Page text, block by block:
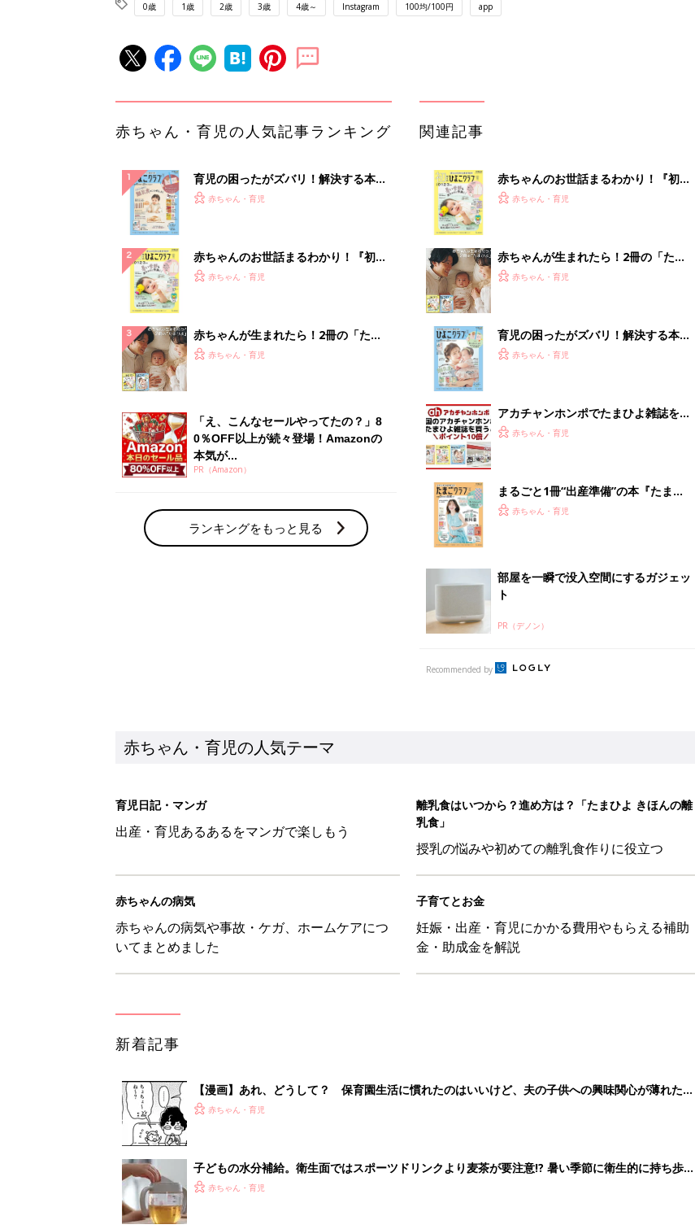
0歳 1歳 2歳 3歳 4歳～ Instagram 100均/100円 app
赤ちゃん・育児の人気記事ランキング
育児の困ったがズバリ！解決する本
『ひよこクラブ 秋号』 4カ月～2才
赤ちゃん・育児
赤ちゃんのお世話まるわかり！『初め
てのひよこクラブ 夏号』〈巻頭大特
赤ちゃん・育児
赤ちゃんが生まれたら！2冊の「たま
ひよ」
赤ちゃん・育児
「え、こんなセールやってたの？」8
0％OFF以上が続々登場！Amazonの
本気が...
PR（Amazon）
ランキングをもっと見る
関連記事
赤ちゃんのお世話まるわかり！『初め
てのひよこクラブ 夏号』〈巻頭大特
赤ちゃん・育児
赤ちゃんが生まれたら！2冊の「たま
ひよ」
赤ちゃん・育児
育児の困ったがズバリ！解決する本
『ひよこクラブ 秋号』 4カ月～2才
赤ちゃん・育児
アカチャンホンポでたまひよ雑誌を買
うとポイント10倍【期間限定】
赤ちゃん・育児
まるごと1冊“出産準備”の本『たまご
クラブ 夏号』〈スペシャル大特集〉
赤ちゃん・育児
部屋を一瞬で没入空間にするガジェッ
ト
PR（デノン）
Recommended by
赤ちゃん・育児の人気テーマ
育児日記・マンガ
出産・育児あるあるをマンガで楽しもう
離乳食はいつから？進め方は？「たまひよ きほんの離
乳食」
授乳の悩みや初めての離乳食作りに役立つ
赤ちゃんの病気
赤ちゃんの病気や事故・ケガ、ホームケアにつ
いてまとめました
子育てとお金
妊娠・出産・育児にかかる費用やもらえる補助
金・助成金を解説
新着記事
【漫画】あれ、どうして？ 保育園生活に慣れたのはいいけど、夫の子供への興味関心が薄れた気
がする……！『ふうふう子育て ＃91』
赤ちゃん・育児
子どもの水分補給。衛生面ではスポーツドリンクより麦茶が要注意!? 暑い季節に衛生的に持ち歩
く3つのコツとは？【専門家監修】
赤ちゃん・育児